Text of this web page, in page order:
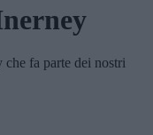
che fa parte dei nostri